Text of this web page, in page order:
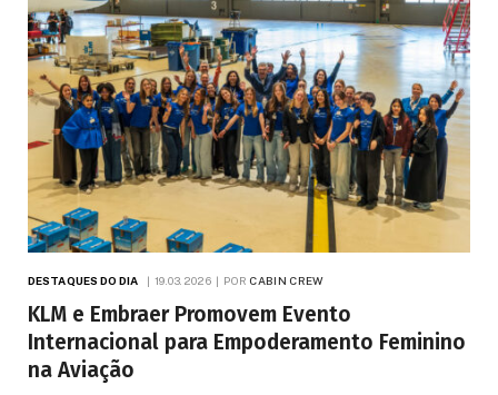
DESTAQUES DO DIA 19.03.2026 POR CABIN CREW
KLM e Embraer Promovem Evento
Internacional para Empoderamento Feminino
na Aviação